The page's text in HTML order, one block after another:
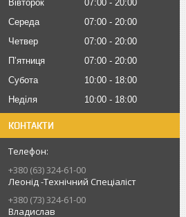
Вівторок 07:00
20:00
Середа
07:00
20:00
Четвер
07:00
20:00
Пʼятниця
07:00
20:00
Субота
10:00
18:00
Неділя
10:00 18:00
КОНТАКТИ
+380 (63) 324-61-00
Леонід -Технічний Спеціаліст
+380 (73) 324-61-00
Владислав